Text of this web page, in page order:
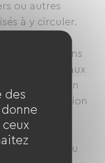
ou autres
à y circuler.
dans
permettent aux
et en
de la circulation
des pistes
lisse et conçu
des
ceux